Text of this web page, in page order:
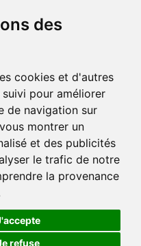
des
cookies et d'autres
pour améliorer
de navigation sur
montrer un
et des publicités
le trafic de notre
la provenance
refuse
IVA: IT03819031208